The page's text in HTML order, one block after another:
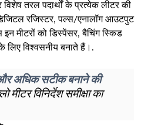
BN
ML
RU
तरल पदार्थों के प्रत्येक लीटर की
रजिस्टर, पल्स/एनालॉग आउटपुट
मीटरों को डिस्पेंसर, बैचिंग स्किड
विश्वसनीय बनाते हैं।.
अधिक सटीक बनाने की
मीटर विनिर्देश समीक्षा का